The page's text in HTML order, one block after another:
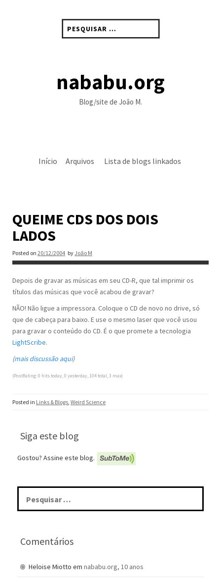
por:
nababu.org
Blog/site de João M.
Início Arquivos Lista de blogs linkados
QUEIME CDS DOS DOIS
LADOS
Posted on 20/12/2004 by João M
Depois de gravar as músicas em seu CD-R, que tal imprimir os
títulos das músicas que você acabou de gravar?
NÃO! Não ligue a impressora. Coloque o CD de novo no drive, só
que de cabeça para baixo. E use o mesmo laser que você usou
para gravar o conteúdo do CD. É o que promete a tecnologia
LightScribe.
(mais discussão aqui)
(PostRating: 0 hits today, 0 yesterday, 104 total, 3 max)
Posted in Links & Blogs, Weird Science
Siga este blog
Gostou? Assine este blog.
Pesquisar
por:
Comentários
Heloise Miotto em nababu.org, 10 anos